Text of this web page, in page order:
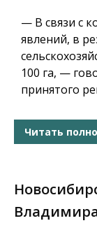
— В связи с
явлений, в
100 га, —
принятого
Читать